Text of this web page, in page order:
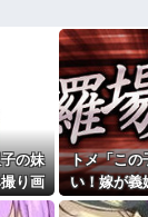
先生から電話があ
ってたのが耳に残っ
釣りに行く息子が
ープの匂いがする
パートの面接で号
って熱弁してた人
【衝撃】川口被告
ない代償を背負う
サンダースが！サン
の妹
り画
ね？
トメ「この
い！嫁が義
よ！」私「